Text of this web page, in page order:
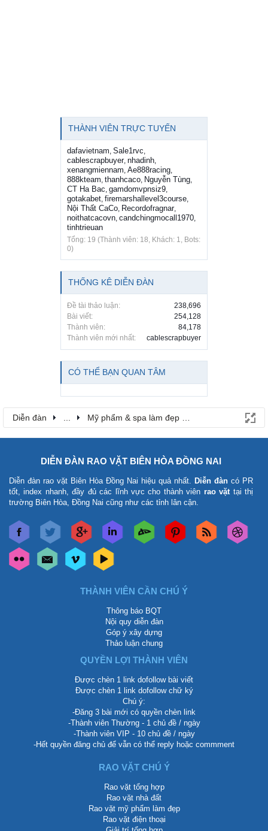
THÀNH VIÊN TRỰC TUYẾN
dafavietnam Sale1rvc
cablescrapbuyer, nhadinh
xenangmiennam Ae888racing
888kteam thanhcaco Nguyễn Tùng
CT Ha Bac gamdomvpnsiz9
gotakabet firemarshallevel3course
Nội Thất CaCo Recordofragnar,
noithatcacovn candchingmocall1970
tinhtrieuan
Tổng: 19 (Thành viên: 18, Khách: 1, Bots:
0)
THỐNG KÊ DIỄN ĐÀN
Đề tài thảo luận:
238,696
Bài viết:
254,128
Thành viên:
84,178
Thành viên mới nhất:
cablescrapbuyer
CÓ THỂ BẠN QUAN TÂM
Diễn đàn Mỹ phẩm & spa làm đẹp tại Đồng Nai
DIỄN ĐÀN RAO VẶT BIÊN HÒA ĐỒNG NAI
Diễn đàn rao vặt Biên Hòa Đồng Nai hiệu quả nhất. Diễn đàn có PR
tốt, index nhanh, đầy đủ các lĩnh vực cho thành viên rao vặt tại thị
trường Biên Hòa, Đồng Nai cũng như các tỉnh lân cận.
THÀNH VIÊN CẦN CHÚ Ý
Thông báo BQT
Nội quy diễn đàn
Góp ý xây dựng
Thảo luận chung
QUYỀN LỢI THÀNH VIÊN
Được chèn 1 link dofollow bài viết
Được chèn 1 link dofollow chữ ký
Chú ý:
-Đăng 3 bài mới có quyền chèn link
-Thành viên Thường - 1 chủ đề / ngày
-Thành viên VIP - 10 chủ đề / ngày
-Hết quyền đăng chủ để vẫn có thể reply hoặc commment
RAO VẶT CHÚ Ý
Rao vặt tổng hợp
Rao vặt nhà đất
Rao vặt mỹ phẩm làm đẹp
Rao vặt điện thoại